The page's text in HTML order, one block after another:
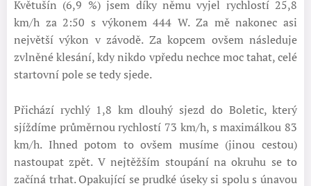
Květušín (6,9 %) jsem díky němu vyjel rychlostí 25,8
km/h za 2:50 s výkonem 444 W. Za mě nakonec asi
největší výkon v závodě. Za kopcem ovšem následuje
zvlněné klesání, kdy nikdo vpředu nechce moc tahat, celé
startovní pole se tedy sjede.
Přichází rychlý 1,8 km dlouhý sjezd do Boletic, který
sjíždíme průměrnou rychlostí 73 km/h, s maximálkou 83
km/h. Ihned potom to ovšem musíme (jinou cestou)
nastoupat zpět. V nejtěžším stoupání na okruhu se to
začíná trhat. Opakující se prudké úseky si spolu s únavou